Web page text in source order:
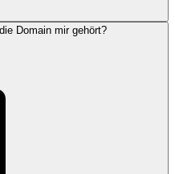
Domain mir gehört?